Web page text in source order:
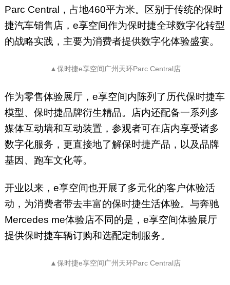
Parc Central，占地460平方米。区别于传统的保时
捷汽车销售店，e享空间作为保时捷全球数字化转型
的战略实践，主要为消费者提供数字化体验盛宴。
▲保时捷e享空间广州天环Parc Central店
作为零售体验展厅，e享空间内陈列了历代保时捷车
模型、保时捷品牌衍生精品。店内还配备一系列多
媒体互动墙和互动装置，参观者可在店内享受诸多
数字化服务，更直接地了解保时捷产品，以及品牌
基因、跑车文化等。
开业以来，e享空间也开展了多元化的客户体验活
动，为消费者带去丰富的保时捷生活体验。与奔驰
Mercedes me体验店不同的是，e享空间体验展厅
提供保时捷车辆订购和选配定制服务。
▲保时捷e享空间广州天环Parc Central店